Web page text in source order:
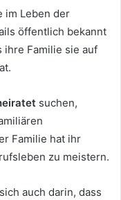
im Leben der
öffentlich bekannt
ihre Familie sie auf
suchen,
Familie hat ihr
zu meistern.
auch darin, dass